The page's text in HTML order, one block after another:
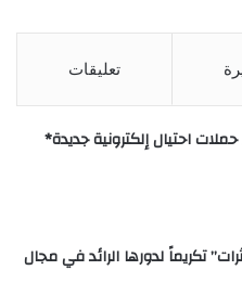
تعليقات
احتيال إلكترونية جديدة*
تكريماً لدورها الرائد في مجال